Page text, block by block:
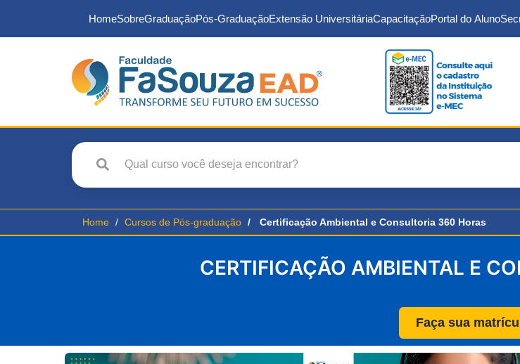
HomeSobreGraduaçãoPós-GraduaçãoExtensão UniversitáriaCapacitaçãoPortal do Aluno
Home Cursos de Pós-graduação Certificação Ambiental e Consultoria 360 Horas
CERTIFICAÇÃO AMBIENTAL E
Faça sua